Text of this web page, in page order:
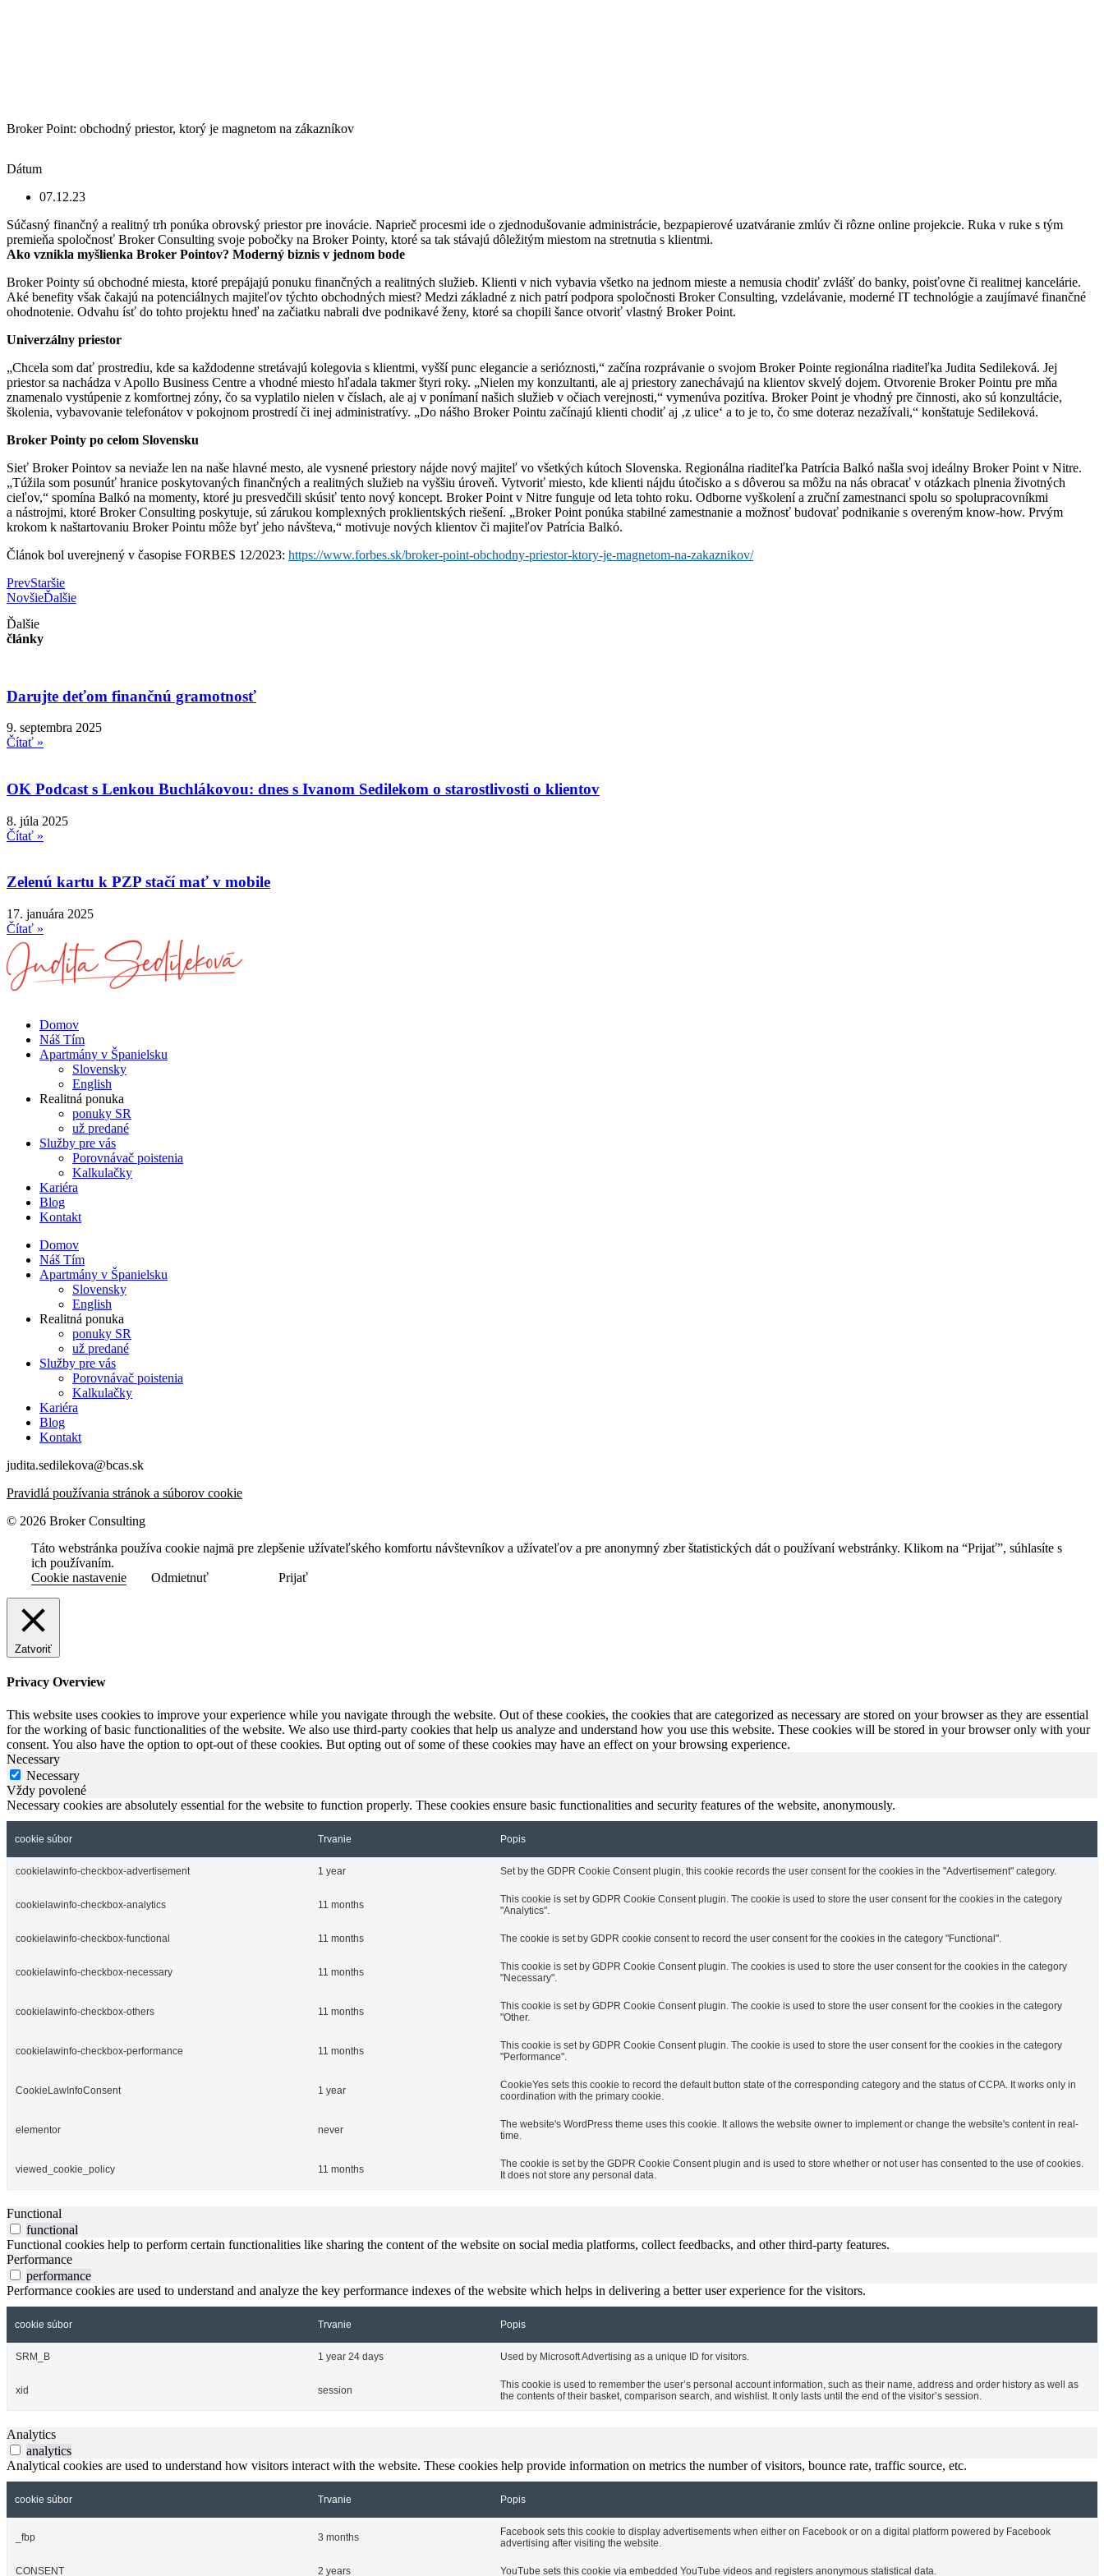
Broker Point: obchodný priestor, ktorý je magnetom na zákazníkov
Dátum
07.12.23
Súčasný finančný a realitný trh ponúka obrovský priestor pre inovácie. Naprieč procesmi ide o zjednodušovanie administrácie, bezpapierové uzatváranie zmlúv či rôzne online projekcie. Ruka v ruke s tým
premieňa spoločnosť Broker Consulting svoje pobočky na Broker Pointy, ktoré sa tak stávajú dôležitým miestom na stretnutia s klientmi.
Ako vznikla myšlienka Broker Pointov? Moderný biznis v jednom bode
Broker Pointy sú obchodné miesta, ktoré prepájajú ponuku finančných a realitných služieb. Klienti v nich vybavia všetko na jednom mieste a nemusia chodiť zvlášť do banky, poisťovne či realitnej kancelárie.
Aké benefity však čakajú na potenciálnych majiteľov týchto obchodných miest? Medzi základné z nich patrí podpora spoločnosti Broker Consulting, vzdelávanie, moderné IT technológie a zaujímavé finančné
ohodnotenie. Odvahu ísť do tohto projektu hneď na začiatku nabrali dve podnikavé ženy, ktoré sa chopili šance otvoriť vlastný Broker Point.
Univerzálny priestor
„Chcela som dať prostrediu, kde sa každodenne stretávajú kolegovia s klientmi, vyšší punc elegancie a serióznosti,“ začína rozprávanie o svojom Broker Pointe regionálna riaditeľka Judita Sedileková. Jej
priestor sa nachádza v Apollo Business Centre a vhodné miesto hľadala takmer štyri roky. „Nielen my konzultanti, ale aj priestory zanechávajú na klientov skvelý dojem. Otvorenie Broker Pointu pre mňa
znamenalo vystúpenie z komfortnej zóny, čo sa vyplatilo nielen v číslach, ale aj v ponímaní našich služieb v očiach verejnosti,“ vymenúva pozitíva. Broker Point je vhodný pre činnosti, ako sú konzultácie,
školenia, vybavovanie telefonátov v pokojnom prostredí či inej administratívy. „Do nášho Broker Pointu začínajú klienti chodiť aj ‚z ulice‘ a to je to, čo sme doteraz nezažívali,“ konštatuje Sedileková.
Broker Pointy po celom Slovensku
Sieť Broker Pointov sa neviaže len na naše hlavné mesto, ale vysnené priestory nájde nový majiteľ vo všetkých kútoch Slovenska. Regionálna riaditeľka Patrícia Balkó našla svoj ideálny Broker Point v Nitre.
„Túžila som posunúť hranice poskytovaných finančných a realitných služieb na vyššiu úroveň. Vytvoriť miesto, kde klienti nájdu útočisko a s dôverou sa môžu na nás obracať v otázkach plnenia životných
cieľov,“ spomína Balkó na momenty, ktoré ju presvedčili skúsiť tento nový koncept. Broker Point v Nitre funguje od leta tohto roku. Odborne vyškolení a zruční zamestnanci spolu so spolupracovníkmi
a nástrojmi, ktoré Broker Consulting poskytuje, sú zárukou komplexných proklientských riešení. „Broker Point ponúka stabilné zamestnanie a možnosť budovať podnikanie s overeným know-how. Prvým
krokom k naštartovaniu Broker Pointu môže byť jeho návšteva,“ motivuje nových klientov či majiteľov Patrícia Balkó.
Článok bol uverejnený v časopise FORBES 12/2023: https://www.forbes.sk/broker-point-obchodny-priestor-ktory-je-magnetom-na-zakaznikov/
PrevStaršie
NovšieĎalšie
Ďalšie
články
Darujte deťom finančnú gramotnosť
9. septembra 2025
Čítať »
OK Podcast s Lenkou Buchlákovou: dnes s Ivanom Sedilekom o starostlivosti o klientov
8. júla 2025
Čítať »
Zelenú kartu k PZP stačí mať v mobile
17. januára 2025
Čítať »
Domov
Náš Tím
Apartmány v Španielsku
Slovensky
English
Realitná ponuka
ponuky SR
už predané
Služby pre vás
Porovnávač poistenia
Kalkulačky
Kariéra
Blog
Kontakt
Domov
Náš Tím
Apartmány v Španielsku
Slovensky
English
Realitná ponuka
ponuky SR
už predané
Služby pre vás
Porovnávač poistenia
Kalkulačky
Kariéra
Blog
Kontakt
judita.sedilekova@bcas.sk
Pravidlá používania stránok a súborov cookie
© 2026 Broker Consulting
Táto webstránka používa cookie najmä pre zlepšenie užívateľského komfortu návštevníkov a užívateľov a pre anonymný zber štatistických dát o používaní webstránky. Klikom na “Prijať”, súhlasíte s
ich používaním.
Cookie nastavenie
Odmietnuť Prijať
Zatvoriť
Privacy Overview
This website uses cookies to improve your experience while you navigate through the website. Out of these cookies, the cookies that are categorized as necessary are stored on your browser as they are essential
for the working of basic functionalities of the website. We also use third-party cookies that help us analyze and understand how you use this website. These cookies will be stored in your browser only with your
consent. You also have the option to opt-out of these cookies. But opting out of some of these cookies may have an effect on your browsing experience.
Necessary
Necessary
Vždy povolené
Necessary cookies are absolutely essential for the website to function properly. These cookies ensure basic functionalities and security features of the website, anonymously.
cookie súbor Trvanie Popis
cookielawinfo-checkbox-advertisement 1 year Set by the GDPR Cookie Consent plugin, this cookie records the user consent for the cookies in the "Advertisement" category.
cookielawinfo-checkbox-analytics 11 months
This cookie is set by GDPR Cookie Consent plugin. The cookie is used to store the user consent for the cookies in the category
"Analytics".
cookielawinfo-checkbox-functional 11 months The cookie is set by GDPR cookie consent to record the user consent for the cookies in the category "Functional".
cookielawinfo-checkbox-necessary 11 months
This cookie is set by GDPR Cookie Consent plugin. The cookies is used to store the user consent for the cookies in the category
"Necessary".
cookielawinfo-checkbox-others 11 months
This cookie is set by GDPR Cookie Consent plugin. The cookie is used to store the user consent for the cookies in the category
"Other.
cookielawinfo-checkbox-performance 11 months
This cookie is set by GDPR Cookie Consent plugin. The cookie is used to store the user consent for the cookies in the category
"Performance".
CookieLawInfoConsent 1 year
CookieYes sets this cookie to record the default button state of the corresponding category and the status of CCPA. It works only in
coordination with the primary cookie.
elementor never
The website's WordPress theme uses this cookie. It allows the website owner to implement or change the website's content in real-
time.
viewed_cookie_policy 11 months
The cookie is set by the GDPR Cookie Consent plugin and is used to store whether or not user has consented to the use of cookies.
It does not store any personal data.
Functional
functional
Functional cookies help to perform certain functionalities like sharing the content of the website on social media platforms, collect feedbacks, and other third-party features.
Performance
performance
Performance cookies are used to understand and analyze the key performance indexes of the website which helps in delivering a better user experience for the visitors.
cookie súbor Trvanie Popis
SRM_B 1 year 24 days Used by Microsoft Advertising as a unique ID for visitors.
xid session
This cookie is used to remember the user’s personal account information, such as their name, address and order history as well as
the contents of their basket, comparison search, and wishlist. It only lasts until the end of the visitor’s session.
Analytics
analytics
Analytical cookies are used to understand how visitors interact with the website. These cookies help provide information on metrics the number of visitors, bounce rate, traffic source, etc.
cookie súbor Trvanie Popis
_fbp 3 months
Facebook sets this cookie to display advertisements when either on Facebook or on a digital platform powered by Facebook
advertising after visiting the website.
CONSENT 2 years YouTube sets this cookie via embedded YouTube videos and registers anonymous statistical data.